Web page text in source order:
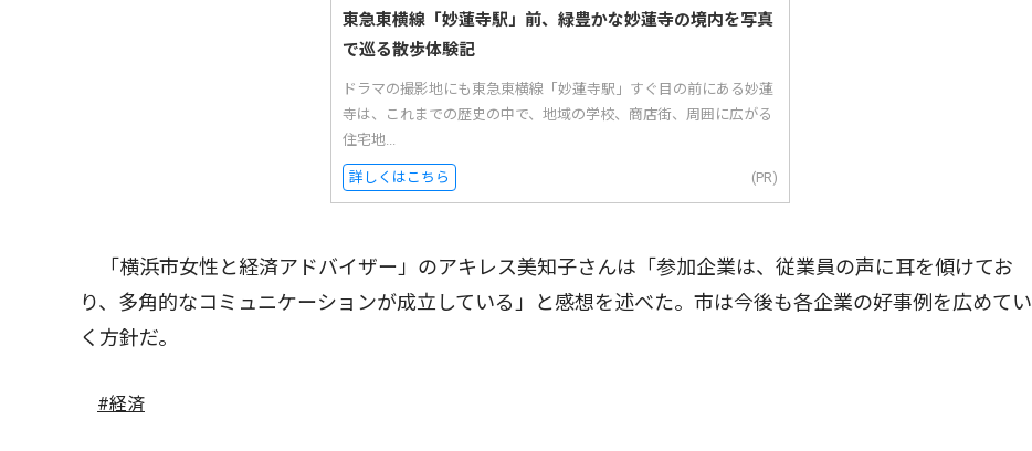
東急東横線「妙蓮寺駅」前、緑豊かな妙蓮寺の境内を写真
で巡る散歩体験記
ドラマの撮影地にも東急東横線「妙蓮寺駅」すぐ目の前にある妙蓮
寺は、これまでの歴史の中で、地域の学校、商店街、周囲に広がる
住宅地...
詳しくはこちら (PR)
「横浜市女性と経済アドバイザー」のアキレス美知子さんは「参加企業は、従業員の声に耳を傾けてお
り、多角的なコミュニケーションが成立している」と感想を述べた。市は今後も各企業の好事例を広めてい
く方針だ。
#経済